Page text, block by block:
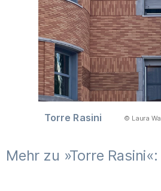
Torre Rasini(Abbildung © Laura
Mehr zu »Torre Rasini«: